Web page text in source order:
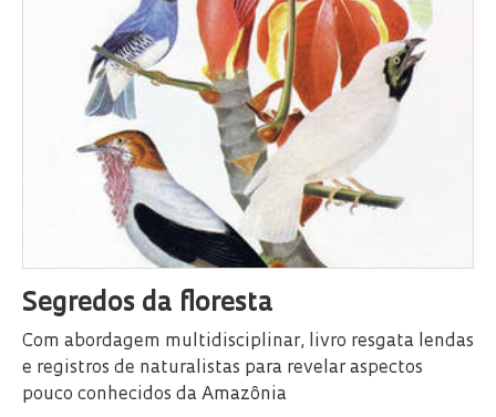
Segredos da floresta
Com abordagem multidisciplinar, livro resgata lendas
e registros de naturalistas para revelar aspectos
pouco conhecidos da Amazônia